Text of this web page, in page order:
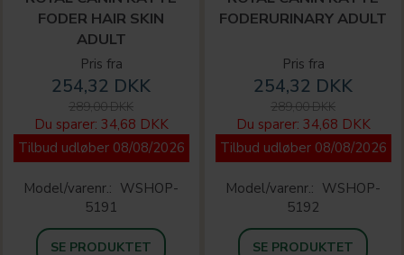
FODER HAIR SKIN
ADULT
Pris fra
254,32 DKK
289,00 DKK
Du sparer: 34,68 DKK
Tilbud udløber 08/08/2026
Model/varenr.: WSHOP-
5191
SE PRODUKTET
FODERURINARY ADULT
Pris fra
254,32 DKK
289,00 DKK
Du sparer: 34,68 DKK
Tilbud udløber 08/08/2026
Model/varenr.: WSHOP-
5192
SE PRODUKTET